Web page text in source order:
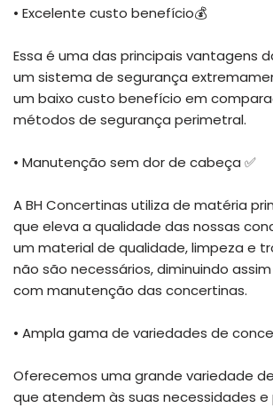
• Excelente custo benefício💰
Essa é uma das principais vantagens
um sistema de segurança
um baixo custo benefício em
métodos de segurança perimetral.
• Manutenção sem dor de cabeça ✅
A BH Concertinas utiliza de matéria
que eleva a qualidade das nossas
um material de qualidade, limpeza e
não são necessários, diminuindo
com manutenção das concertinas.
• Ampla gama de variedades de
Oferecemos uma grande variedade
que atendem às suas necessidades e